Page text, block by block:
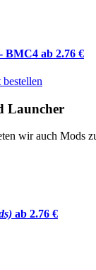
BMC4 ab 2.76 €
Launcher
wir auch Mods
ab 2.76 €